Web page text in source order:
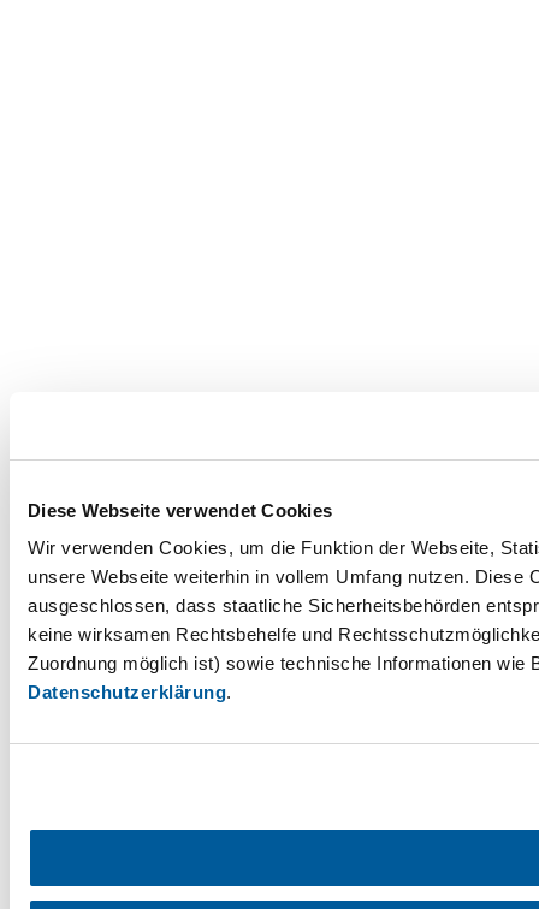
Diese Webseite verwendet Cookies
Wir verwenden Cookies, um die Funktion der Webseite,
unsere Webseite weiterhin in vollem Umfang nutzen.
ausgeschlossen, dass staatliche Sicherheitsbehörden
keine wirksamen Rechtsbehelfe und
Zuordnung möglich ist) sowie technische Informationen wie
Datenschutzerklärung.